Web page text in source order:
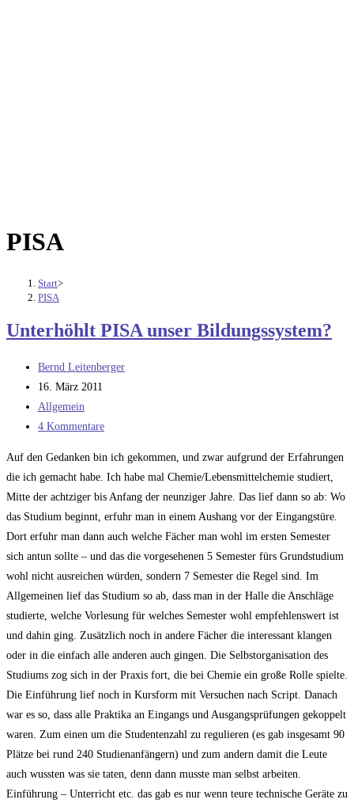
PISA
Start>
PISA
Unterhöhlt PISA unser Bildungssystem?
Beitrags-
Autor:
Bernd Leitenberger
Beitrag
veröffentlicht:
16. März 2011
Beitrags-
Kategorie:
Allgemein
Beitrags-
4 Kommentare
Auf den Gedanken bin ich gekommen, und zwar aufgrund der Erfahrungen
die ich gemacht habe. Ich habe mal Chemie/Lebensmittelchemie studiert,
Mitte der achtziger bis Anfang der neunziger Jahre. Das lief dann so ab: Wo
das Studium beginnt, erfuhr man in einem Aushang vor der Eingangstüre.
Dort erfuhr man dann auch welche Fächer man wohl im ersten Semester
sich antun sollte – und das die vorgesehenen 5 Semester fürs Grundstudium
wohl nicht ausreichen würden, sondern 7 Semester die Regel sind. Im
Allgemeinen lief das Studium so ab, dass man in der Halle die Anschläge
studierte, welche Vorlesung für welches Semester wohl empfehlenswert ist
und dahin ging. Zusätzlich noch in andere Fächer die interessant klangen
oder in die einfach alle anderen auch gingen. Die Selbstorganisation des
Studiums zog sich in der Praxis fort, die bei Chemie ein große Rolle spielte.
Die Einführung lief noch in Kursform mit Versuchen nach Script. Danach
war es so, dass alle Praktika an Eingangs und Ausgangsprüfungen gekoppelt
waren. Zum einen um die Studentenzahl zu regulieren (es gab insgesamt 90
Plätze bei rund 240 Studienanfängern) und zum andern damit die Leute
auch wussten was sie taten, denn dann musste man selbst arbeiten.
Einführung – Unterricht etc. das gab es nur wenn teure technische Geräte zu